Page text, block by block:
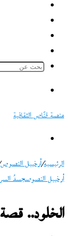
الموقع
منصة قنّاص الثقافية
عن
الرئيسية/أرخبيل النصوص
أرخبيل النصوصجسدُ
الخلود..